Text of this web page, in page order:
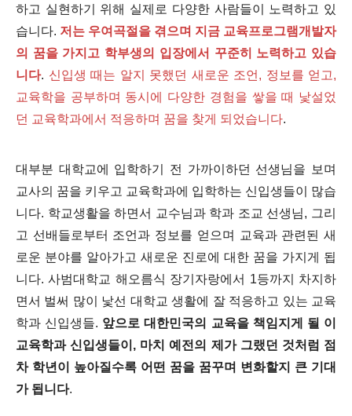
하고 실현하기 위해 실제로 다양한 사람들이 노력하고 있
습니다. 저는 우여곡절을 겪으며 지금 교육프로그램개발자
의 꿈을 가지고 학부생의 입장에서 꾸준히 노력하고 있습
니다. 신입생 때는 알지 못했던 새로운 조언, 정보를 얻고,
교육학을 공부하며 동시에 다양한 경험을 쌓을 때 낯설었
던 교육학과에서 적응하며 꿈을 찾게 되었습니다.
대부분 대학교에 입학하기 전 가까이하던 선생님을 보며
교사의 꿈을 키우고 교육학과에 입학하는 신입생들이 많습
니다. 학교생활을 하면서 교수님과 학과 조교 선생님, 그리
고 선배들로부터 조언과 정보를 얻으며 교육과 관련된 새
로운 분야를 알아가고 새로운 진로에 대한 꿈을 가지게 됩
니다. 사범대학교 해오름식 장기자랑에서 1등까지 차지하
면서 벌써 많이 낯선 대학교 생활에 잘 적응하고 있는 교육
학과 신입생들. 앞으로 대한민국의 교육을 책임지게 될 이
교육학과 신입생들이, 마치 예전의 제가 그랬던 것처럼 점
차 학년이 높아질수록 어떤 꿈을 꿈꾸며 변화할지 큰 기대
가 됩니다.